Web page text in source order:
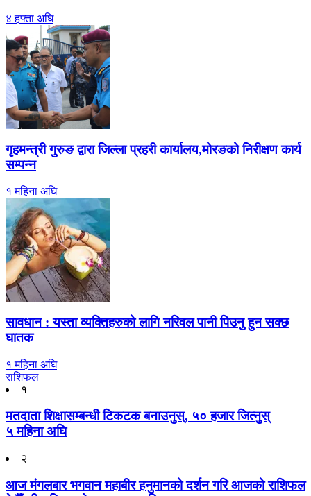
४ हफ्ता अघि
गृहमन्त्री गुरुङ द्वारा जिल्ला प्रहरी कार्यालय,मोरङको निरीक्षण कार्य
सम्पन्न
१ महिना अघि
सावधान : यस्ता व्यक्तिहरुको लागि नरिवल पानी पिउनु हुन सक्छ
घातक
१ महिना अघि
राशिफल
१
मतदाता शिक्षासम्बन्धी टिकटक बनाउनुस्, ५० हजार जित्नुस्
५ महिना अघि
२
आज मंगलबार भगवान महाबीर हनुमानको दर्शन गरि आजको राशिफल